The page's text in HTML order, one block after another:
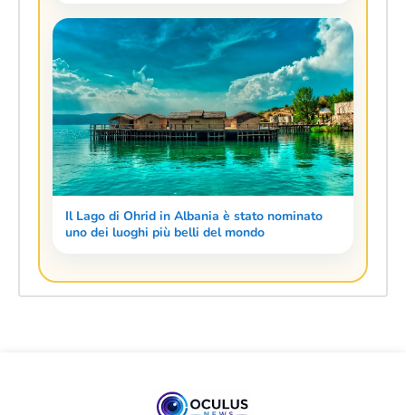
Il Lago di Ohrid in Albania è stato nominato
uno dei luoghi più belli del mondo